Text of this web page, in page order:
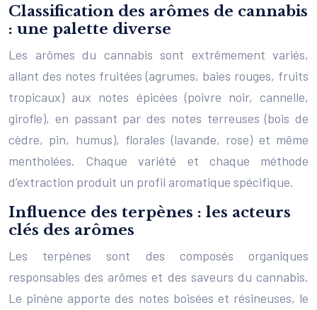
Classification des arômes de cannabis
: une palette diverse
Les arômes du cannabis sont extrêmement variés,
allant des notes fruitées (agrumes, baies rouges, fruits
tropicaux) aux notes épicées (poivre noir, cannelle,
girofle), en passant par des notes terreuses (bois de
cèdre, pin, humus), florales (lavande, rose) et même
mentholées. Chaque variété et chaque méthode
d’extraction produit un profil aromatique spécifique.
Influence des terpènes : les acteurs
clés des arômes
Les terpènes sont des composés organiques
responsables des arômes et des saveurs du cannabis.
Le pinène apporte des notes boisées et résineuses, le